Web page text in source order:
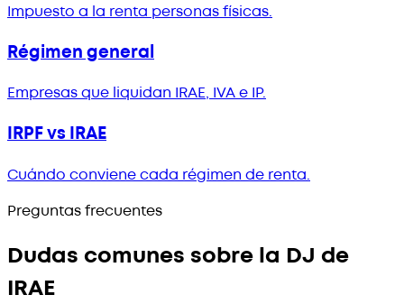
Impuesto a la renta personas físicas.
Régimen general
Empresas que liquidan IRAE, IVA e IP.
IRPF vs IRAE
Cuándo conviene cada régimen de renta.
Preguntas frecuentes
Dudas comunes sobre la DJ de
IRAE